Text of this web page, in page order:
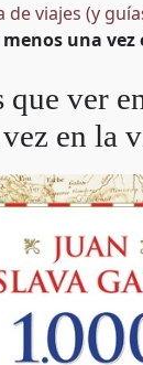
de viajes (y
una vez
ver
en la